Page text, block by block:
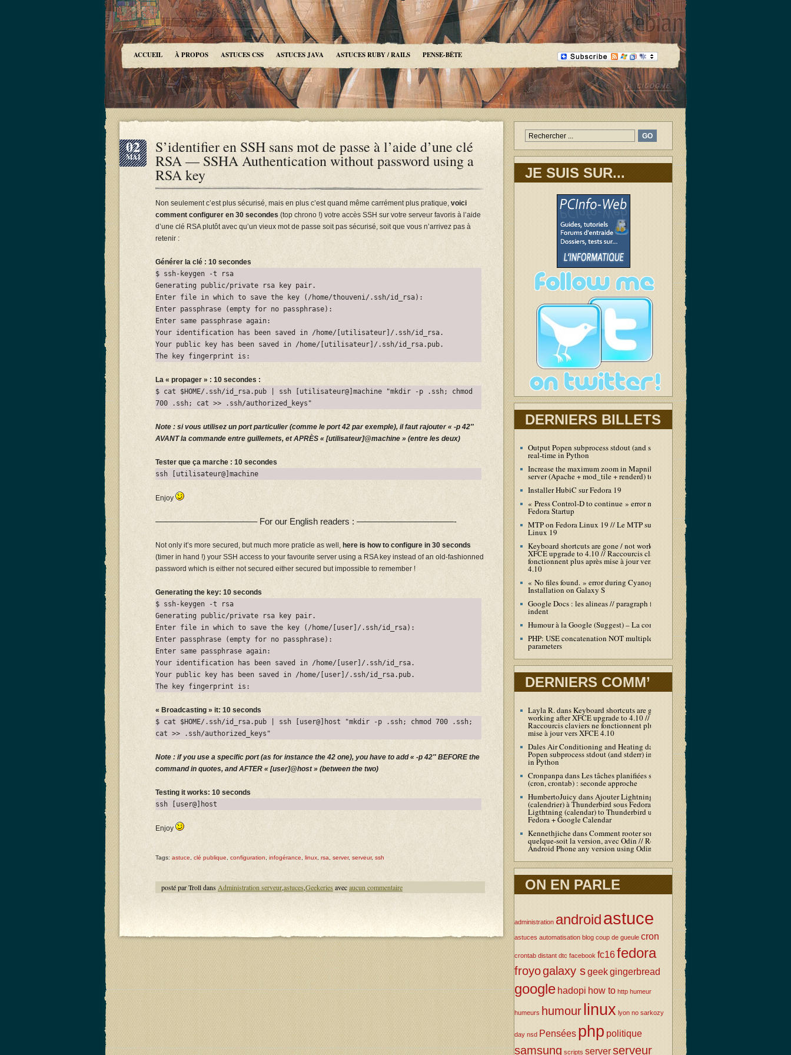
ACCUEIL À PROPOS ASTUCES CSS ASTUCES JAVA ASTUCES RUBY / RAILS PENSE-BÊTE
02
MAI
S’identifier en SSH sans mot de passe à l’aide d’une clé
RSA — SSHA Authentication without password using a
RSA key
Non seulement c’est plus sécurisé, mais en plus c’est quand même carrément plus pratique, voici
comment configurer en 30 secondes (top chrono !) votre accès SSH sur votre serveur favoris à l’aide
d’une clé RSA plutôt avec qu’un vieux mot de passe soit pas sécurisé, soit que vous n’arrivez pas à
retenir :
Générer la clé : 10 secondes
$ ssh-keygen -t rsa
Generating public/private rsa key pair.
Enter file in which to save the key (/home/thouveni/.ssh/id_rsa):
Enter passphrase (empty for no passphrase):
Enter same passphrase again:
Your identification has been saved in /home/[utilisateur]/.ssh/id_rsa.
Your public key has been saved in /home/[utilisateur]/.ssh/id_rsa.pub.
The key fingerprint is:
La « propager » : 10 secondes :
$ cat $HOME/.ssh/id_rsa.pub | ssh [utilisateur@]machine "mkdir -p .ssh; chmod
700 .ssh; cat >> .ssh/authorized_keys"
Note : si vous utilisez un port particulier (comme le port 42 par exemple), il faut rajouter « -p 42″
AVANT la commande entre guillemets, et APRÈS « [utilisateur]@machine » (entre les deux)
Tester que ça marche : 10 secondes
ssh [utilisateur@]machine
Enjoy
———————————– For our English readers : ———————————-
Not only it’s more secured, but much more praticle as well, here is how to configure in 30 seconds
(timer in hand !) your SSH access to your favourite server using a RSA key instead of an old-fashionned
password which is either not secured either secured but impossible to remember !
Generating the key: 10 seconds
$ ssh-keygen -t rsa
Generating public/private rsa key pair.
Enter file in which to save the key (/home/[user]/.ssh/id_rsa):
Enter passphrase (empty for no passphrase):
Enter same passphrase again:
Your identification has been saved in /home/[user]/.ssh/id_rsa.
Your public key has been saved in /home/[user]/.ssh/id_rsa.pub.
The key fingerprint is:
« Broadcasting » it: 10 seconds
$ cat $HOME/.ssh/id_rsa.pub | ssh [user@]host "mkdir -p .ssh; chmod 700 .ssh;
cat >> .ssh/authorized_keys"
Note : if you use a specific port (as for instance the 42 one), you have to add « -p 42″ BEFORE the
command in quotes, and AFTER « [user]@host » (between the two)
Testing it works: 10 seconds
ssh [user@]host
Enjoy
Tags: astuce clé publique configuration infogérance linux rsa server, serveur, ssh
posté par Troll dans Administration serveur,astuces,Geekeries avecaucun commentaire
JE SUIS SUR...
DERNIERS BILLETS
Output Popen subprocess stdout (and stderr) in
real-time in Python
Increase the maximum zoom in Mapnik tiles
server (Apache + mod_tile + renderd) to 19
Installer HubiC sur Fedora 19
« Press Control-D to continue » error message at
Fedora Startup
MTP on Fedora Linux 19 // Le MTP sur Fedora
Linux 19
Keyboard shortcuts are gone / not working after
XFCE upgrade to 4.10 // Raccourcis claviers ne
fonctionnent plus après mise à jour vers XFCE
4.10
« No files found. » error during Cyanogen
Installation on Galaxy S
Google Docs : les alineas // paragraph first line
indent
Humour à la Google (Suggest) – La compil’
PHP: USE concatenation NOT multiple echo /
parameters
DERNIERS COMM’
Layla R.dansKeyboard shortcuts are gone / not
working after XFCE upgrade to 4.10 //
Raccourcis claviers ne fonctionnent plus après
mise à jour vers XFCE 4.10
Dales Air Conditioning and Heating dans
Popen subprocess stdout (and stderr) in real-time
in Python
CronpanpadansLes tâches planifiées sous Linux
(cron, crontab) : seconde approche
HumbertoJuicy dansAjouter Lightning
(calendrier) à Thunderbird sous Fedora / Add
Ligthtning (calendar) to Thunderbird under
Fedora + Google Calendar
KennethjichedansComment rooter son Android
quelque-soit la version, avec Odin // Root your
Android Phone any version using Odin
ON EN PARLE
administration androidastuce
astuces automatisation blog coup de gueule cron
crontab distant dtc facebook fc16fedora
froyogalaxy sgeekgingerbread
google hadopi how to http humeur
humeurs humourlinux lyon no sarkozy
day nsd Pensées php politique
samsung scripts serverserveur